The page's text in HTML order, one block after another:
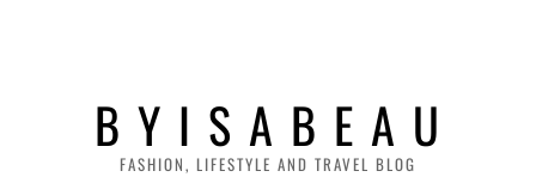
B Y I S A B E A U
FASHION, LIFESTYLE AND TRAVEL BLOG